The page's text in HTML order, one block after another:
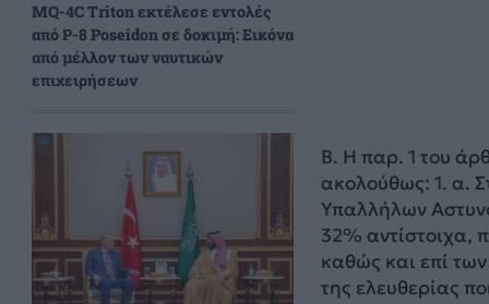
MQ-4C Triton εκτέλεσε εντολές
από P-8 Poseidon σε δοκιμή: Εικόνα
από μέλλον των ναυτικών
επιχειρήσεων
Β. Η παρ. 1 του
ακολούθως: 1. α.
Υπαλλήλων
32% αντίστοιχα,
καθώς και επί
της ελευθερίας